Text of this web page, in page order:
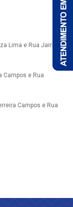
Lima e Rua Jaime
Campos e Rua
Campos e Rua